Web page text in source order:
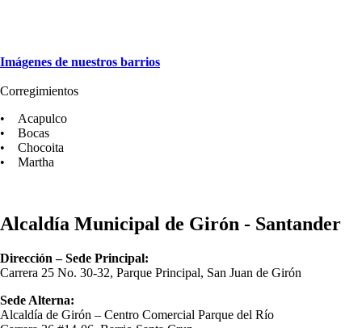
Imágenes de nuestros barrios​
Corregimientos
• Acapulco
• Bocas
• Chocoita
• Martha
Alcaldía Municipal de Girón - Santander
Dirección – Sede Principal:
Carrera 25 No. 30-32, Parque Principal, San Juan de Girón
Sede Alterna:
Alcaldía de Girón – Centro Comercial Parque del Río